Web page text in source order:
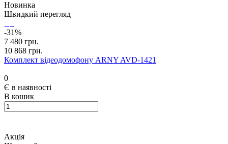
Новинка
Швидкий перегляд
-31%
7 480 грн.
10 868 грн.
Комплект відеодомофону ARNY AVD-1421
0
Є в наявності
В кошик
Акція